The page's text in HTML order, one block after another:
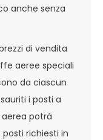
anche senza
di vendita
aeree speciali
da ciascun
i posti a
potrà
richiesti in